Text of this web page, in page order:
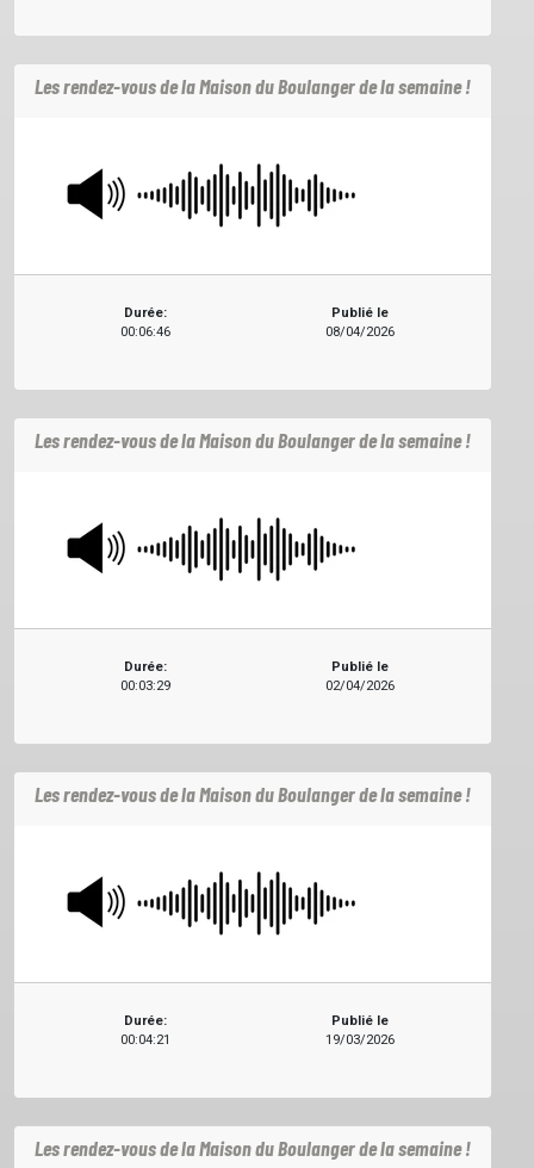
Les rendez-vous de la Maison du Boulanger de la semaine !
Durée:
00:06:46
Publié le
08/04/2026
Les rendez-vous de la Maison du Boulanger de la semaine !
Durée:
00:03:29
Publié le
02/04/2026
Les rendez-vous de la Maison du Boulanger de la semaine !
Durée:
00:04:21
Publié le
19/03/2026
Les rendez-vous de la Maison du Boulanger de la semaine !